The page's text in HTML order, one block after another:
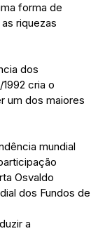
forma de
riquezas
dos
cria o
um dos maiores
mundial
Osvaldo
dos Fundos de
a